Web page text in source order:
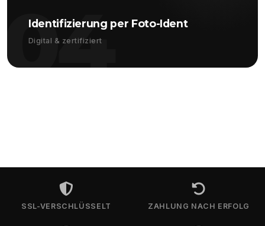
04
Identifizierung per Foto-Ident
Digital & zertifiziert
SSL-VERSCHLÜSSELT ZAHLUNG NACH ERFOLG